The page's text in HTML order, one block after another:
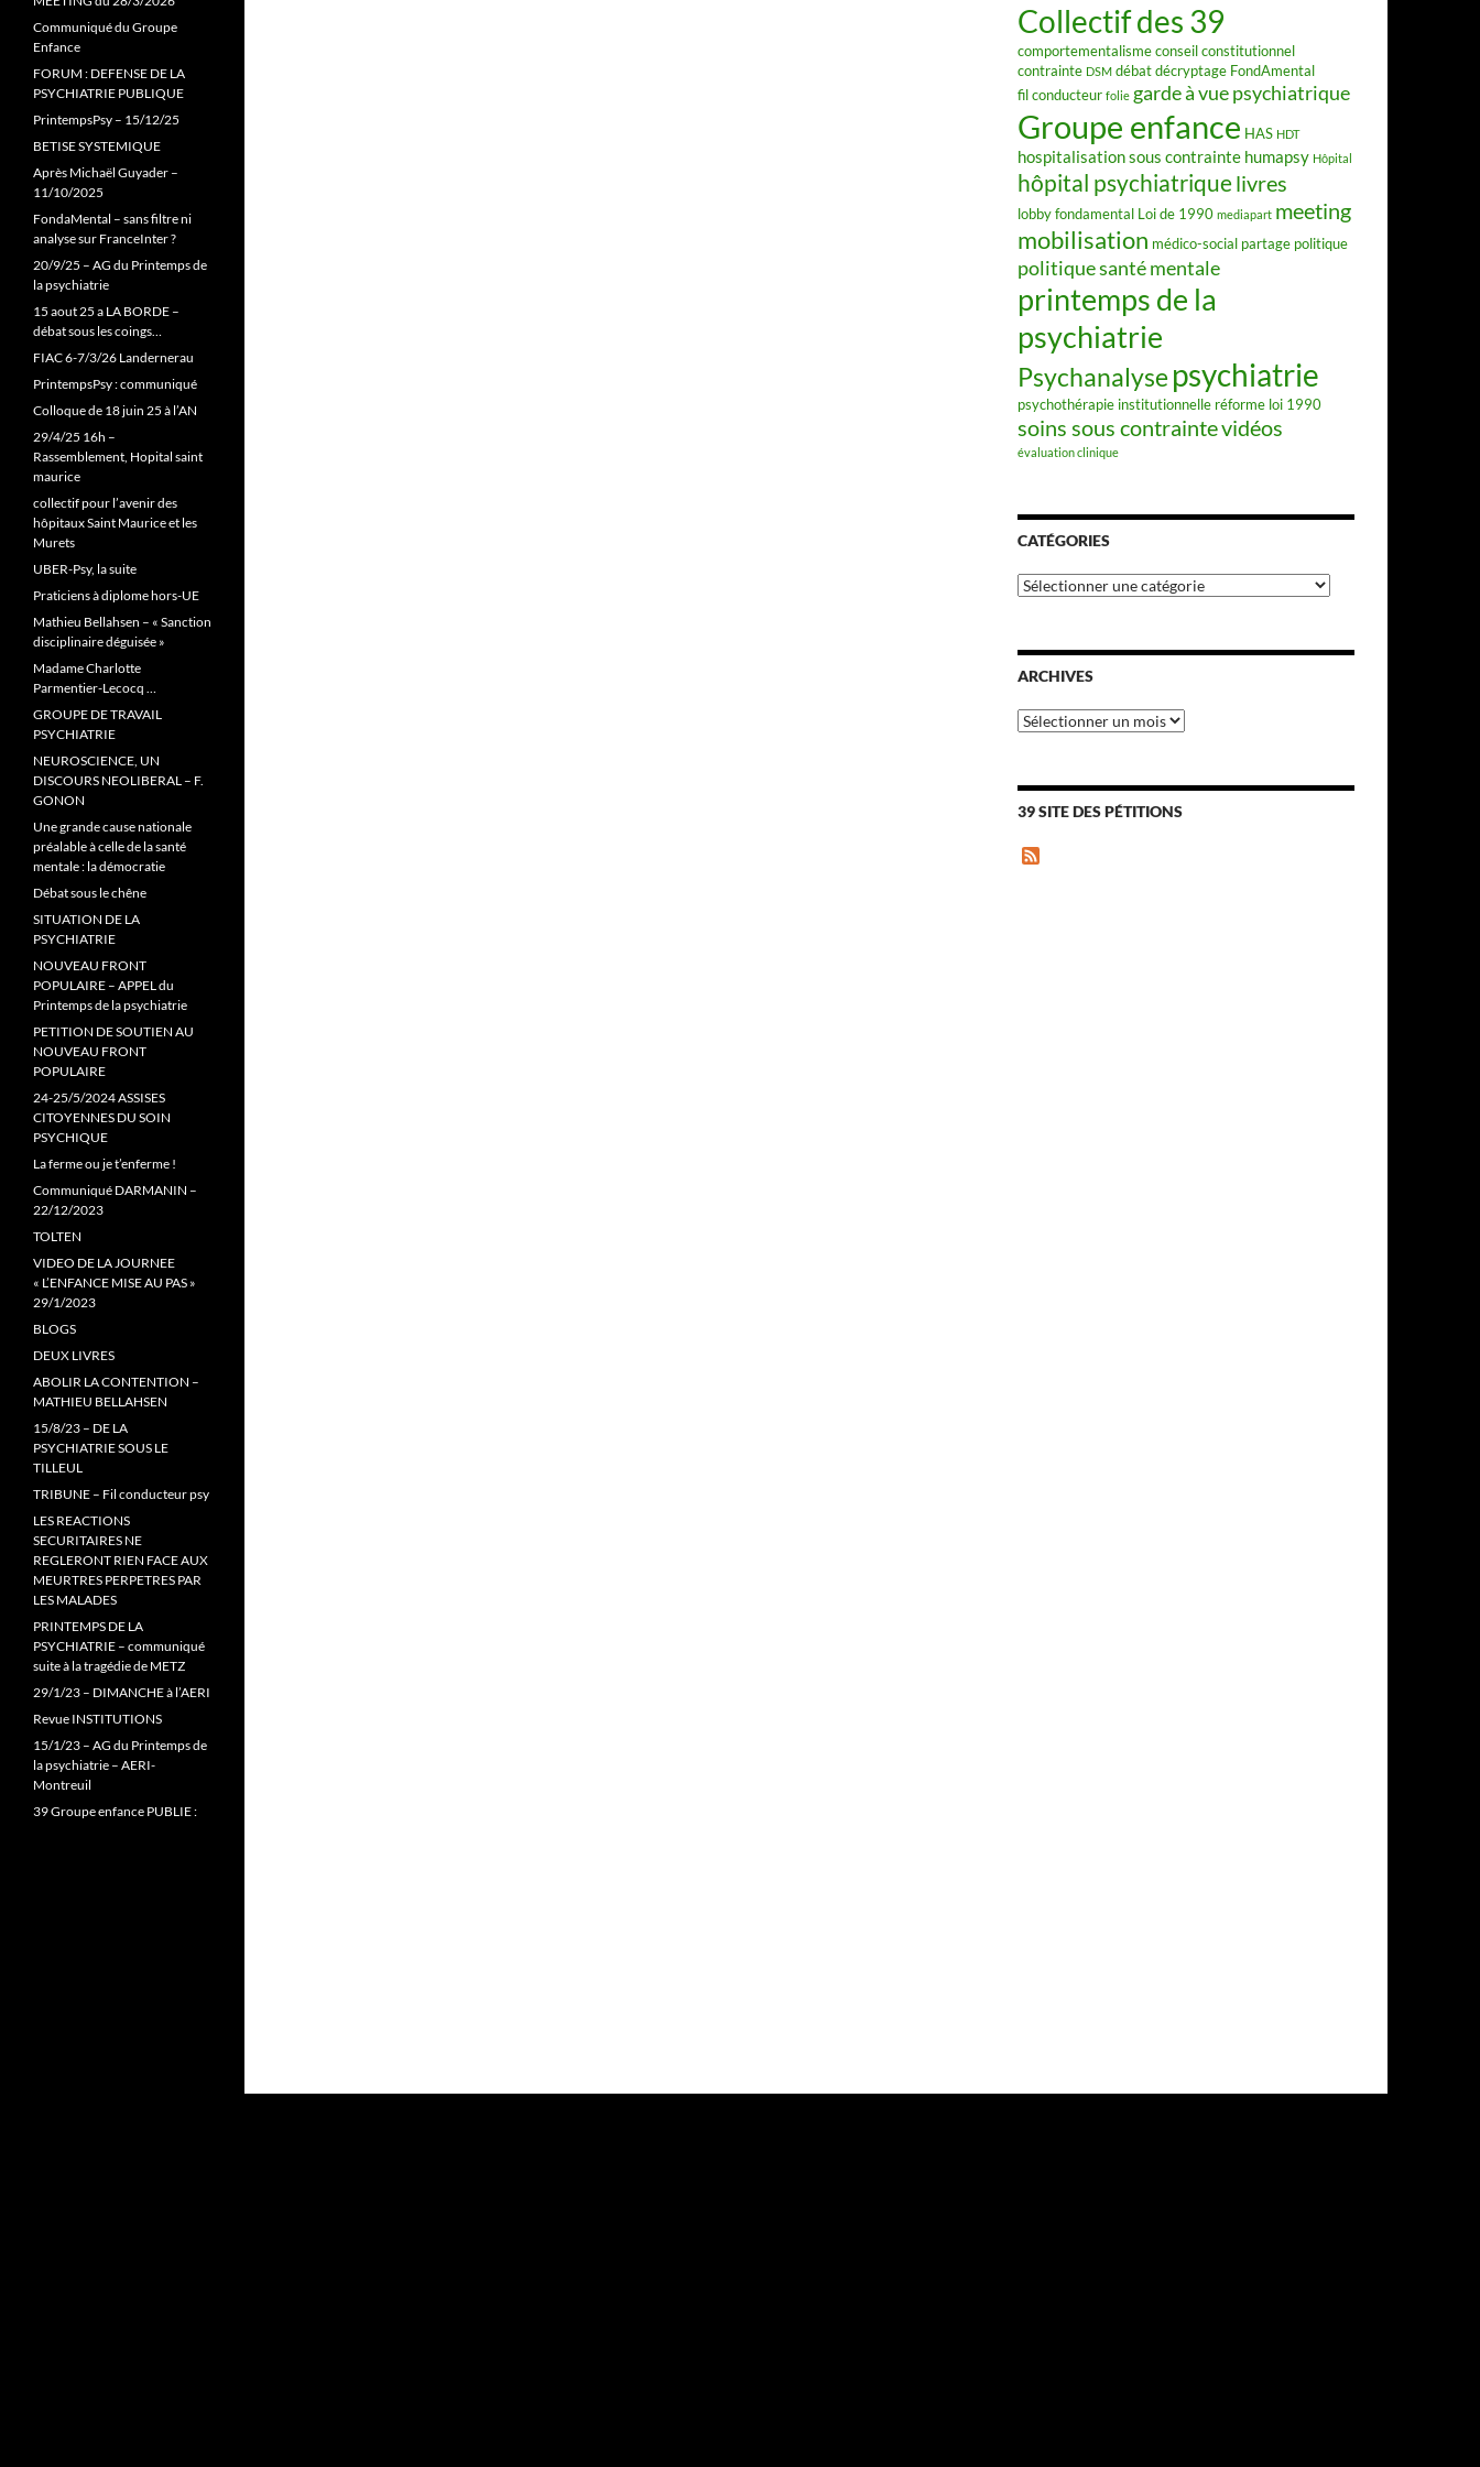
Collectif des 39
comportementalismeconseil constitutionnel
contrainte DSM débatdécryptage FondAmental
fil conducteur folie garde à vue psychiatrique
Groupe enfance HAS HDT
hospitalisation sous contrainte humapsy Hôpital
hôpital psychiatriquelivres
lobby fondamental Loi de 1990 mediapart meeting
mobilisation médico-social partage politique
politique santé mentale
printemps de la
psychiatrie
Psychanalyse psychiatrie
psychothérapie institutionnelle réforme loi 1990
soins sous contraintevidéos
évaluation clinique
CATÉGORIES
Catégories
ARCHIVES
Archives
39 SITE DES PÉTITIONS
Communiqué du Groupe
Enfance
FORUM : DEFENSE DE LA
PSYCHIATRIE PUBLIQUE
PrintempsPsy – 15/12/25
BETISE SYSTEMIQUE
Après Michaël Guyader –
11/10/2025
FondaMental – sans filtre ni
analyse sur FranceInter ?
20/9/25 – AG du Printemps de
la psychiatrie
15 aout 25 a LA BORDE –
débat sous les coings…
FIAC 6-7/3/26 Landernerau
PrintempsPsy : communiqué
Colloque de 18 juin 25 à l’AN
29/4/25 16h –
Rassemblement, Hopital saint
maurice
collectif pour l’avenir des
hôpitaux Saint Maurice et les
Murets
UBER-Psy, la suite
Praticiens à diplome hors-UE
Mathieu Bellahsen – « Sanction
disciplinaire déguisée »
Madame Charlotte
Parmentier-Lecocq …
GROUPE DE TRAVAIL
PSYCHIATRIE
NEUROSCIENCE, UN
DISCOURS NEOLIBERAL – F.
GONON
Une grande cause nationale
préalable à celle de la santé
mentale : la démocratie
Débat sous le chêne
SITUATION DE LA
PSYCHIATRIE
NOUVEAU FRONT
POPULAIRE – APPEL du
Printemps de la psychiatrie
PETITION DE SOUTIEN AU
NOUVEAU FRONT
POPULAIRE
24-25/5/2024 ASSISES
CITOYENNES DU SOIN
PSYCHIQUE
La ferme ou je t’enferme !
Communiqué DARMANIN –
22/12/2023
TOLTEN
VIDEO DE LA JOURNEE
« L’ENFANCE MISE AU PAS »
29/1/2023
BLOGS
DEUX LIVRES
ABOLIR LA CONTENTION –
MATHIEU BELLAHSEN
15/8/23 – DE LA
PSYCHIATRIE SOUS LE
TILLEUL
TRIBUNE – Fil conducteur psy
LES REACTIONS
SECURITAIRES NE
REGLERONT RIEN FACE AUX
MEURTRES PERPETRES PAR
LES MALADES
PRINTEMPS DE LA
PSYCHIATRIE – communiqué
suite à la tragédie de METZ
29/1/23 – DIMANCHE à l’AERI
Revue INSTITUTIONS
15/1/23 – AG du Printemps de
la psychiatrie – AERI-
Montreuil
39 Groupe enfance PUBLIE :